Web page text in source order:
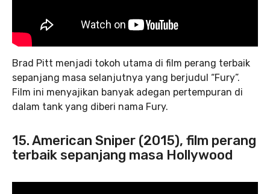
Brad Pitt menjadi tokoh utama di film perang terbaik
sepanjang masa selanjutnya yang berjudul “Fury”.
Film ini menyajikan banyak adegan pertempuran di
dalam tank yang diberi nama Fury.
15. American Sniper (2015), film perang
terbaik sepanjang masa Hollywood